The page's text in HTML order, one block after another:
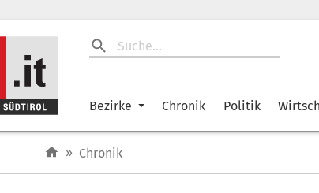
Bezirke Chronik Politik
» Chronik